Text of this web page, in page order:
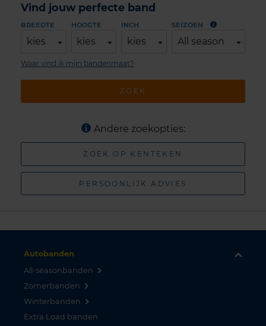
Vind jouw perfecte band
BREEDTE
kies
HOOGTE
kies
INCH
kies
SEIZOEN
All season
ZOEK
Waar vind ik mijn bandenmaat?
Andere zoekopties:
ZOEK OP KENTEKEN
PERSOONLIJK ADVIES
Autobanden
All-seasonbanden
Zomerbanden
Winterbanden
Extra Load banden